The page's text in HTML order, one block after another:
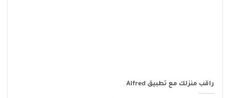
راقب منزلك مع تطبيق Alfred‏